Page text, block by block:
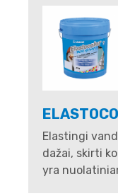
Elastingi
dažai, skirti
yra